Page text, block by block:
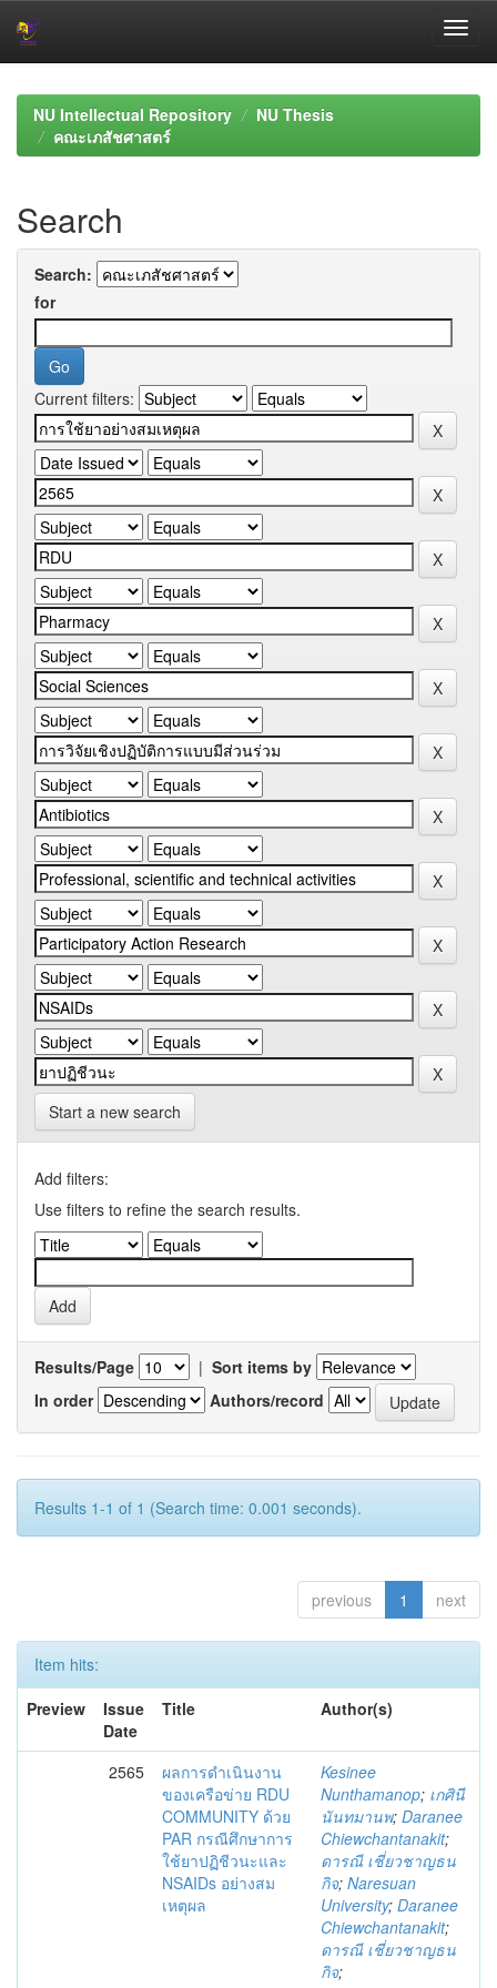
navigationNU Intellectual Repository
NU Thesis
คณะเภสัชศาสตร์
Search
Search:
for
Current filters:
Start a new search
Add filters:
Use filters to refine the search results.
Results/Page | Sort items by
In order
Authors/record
Results 1-1 of 1 (Search time: 0.001 seconds).
previous 1 next
Item hits:
Preview
Issue
Date
Title Author(s)
2565
ผลการดำเนินงาน
ของเครือข่าย RDU
COMMUNITY ด้วย
PAR กรณีศึกษาการ
ใช้ยาปฏิชีวนะและ
NSAIDs อย่างสม
เหตุผล
Kesinee
Nunthamanop; เกศินี
นันทมานพ; Daranee
Chiewchantanakit;
ดารณี เชี่ยวชาญธน
กิจ; Naresuan
University; Daranee
Chiewchantanakit;
ดารณี เชี่ยวชาญธน
กิจ;